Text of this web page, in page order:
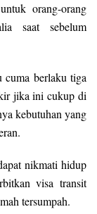
orang-orang
saat sebelum
berlaku tiga
jika ini cukup di
kebutuhan yang
nikmati hidup
visa transit
tersumpah.